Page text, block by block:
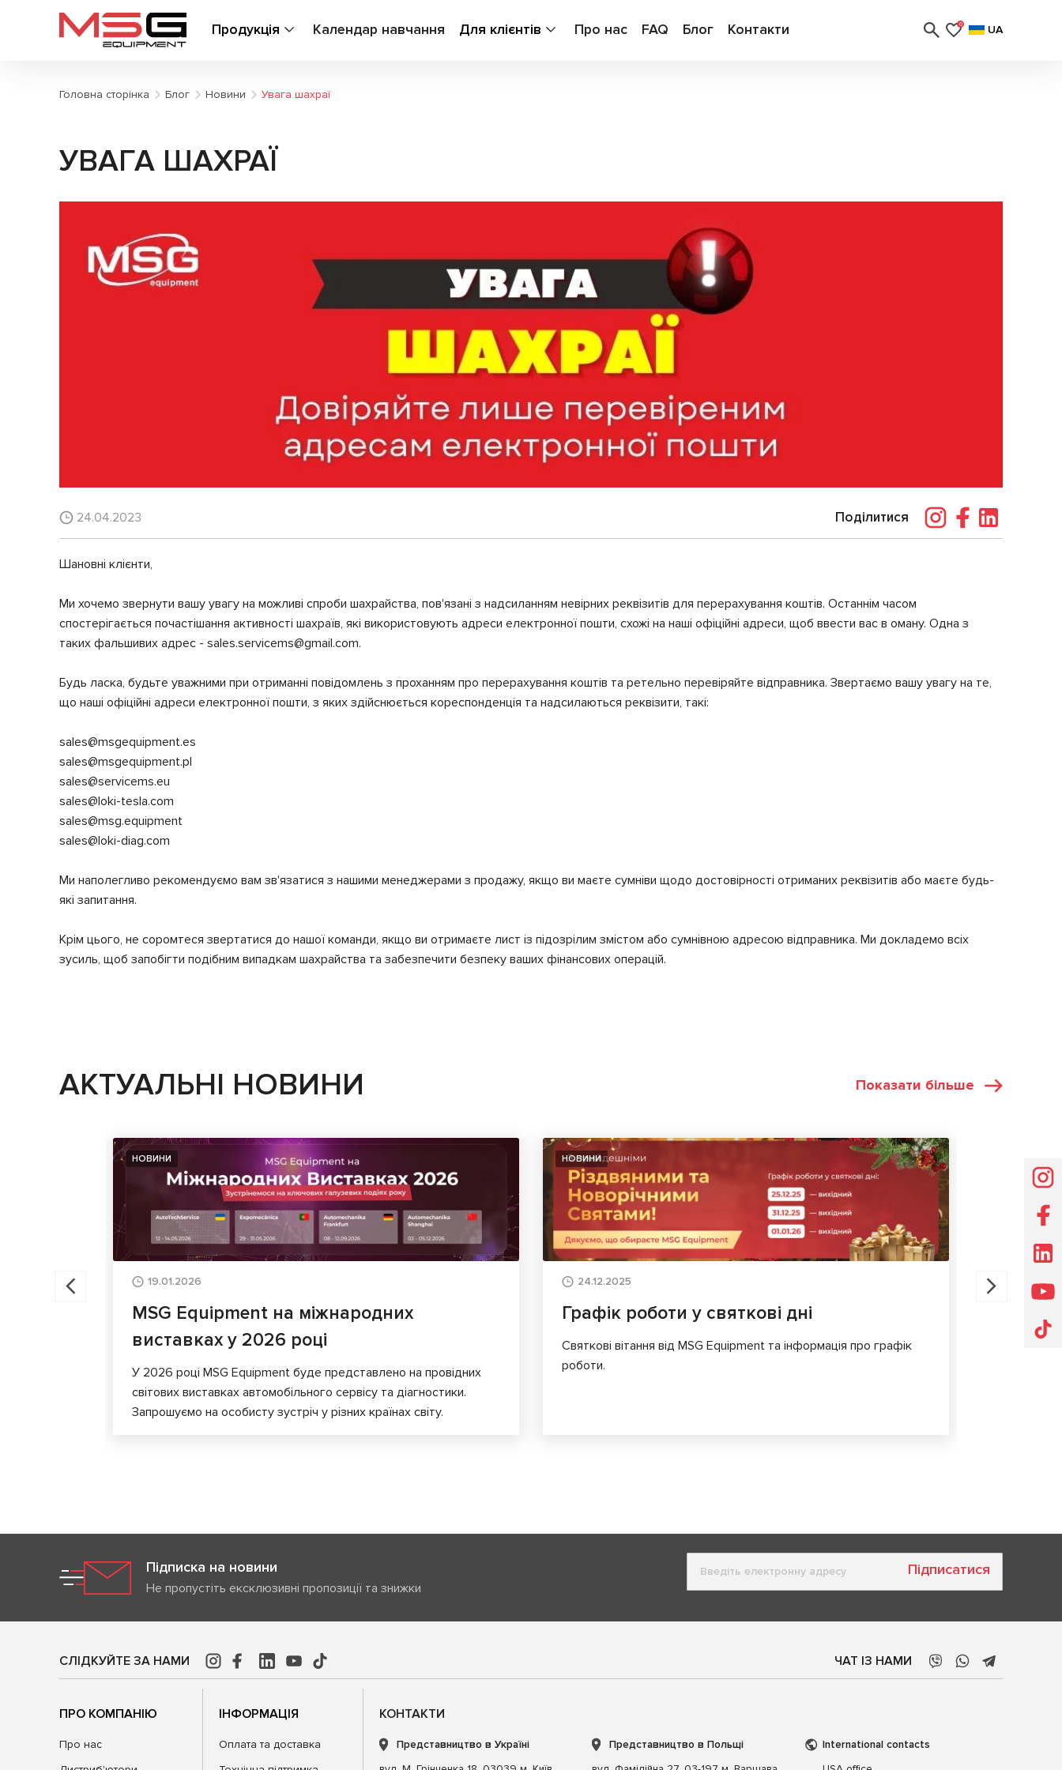
Продукція Календар навчання Для клієнтів Про нас FAQ Блог Контакти 0 UA
Головна сторінка Блог Новини Увага шахраї
УВАГА ШАХРАЇ
24.04.2023 Поділитися
Шановні клієнти,
Ми хочемо звернути вашу увагу на можливі спроби шахрайства, пов'язані з надсиланням невірних реквізитів для перерахування коштів. Останнім часом
спостерігається почастішання активності шахраїв, які використовують адреси електронної пошти, схожі на наші офіційні адреси, щоб ввести вас в оману. Одна з
таких фальшивих адрес - sales.servicems@gmail.com.
Будь ласка, будьте уважними при отриманні повідомлень з проханням про перерахування коштів та ретельно перевіряйте відправника. Звертаємо вашу увагу на те,
що наші офіційні адреси електронної пошти, з яких здійснюється кореспонденція та надсилаються реквізити, такі:
sales@msgequipment.es
sales@msgequipment.pl
sales@servicems.eu
sales@loki-tesla.com
sales@msg.equipment
sales@loki-diag.com
Ми наполегливо рекомендуємо вам зв'язатися з нашими менеджерами з продажу, якщо ви маєте сумніви щодо достовірності отриманих реквізитів або маєте будь-
які запитання.
Крім цього, не соромтеся звертатися до нашої команди, якщо ви отримаєте лист із підозрілим змістом або сумнівною адресою відправника. Ми докладемо всіх
зусиль, щоб запобігти подібним випадкам шахрайства та забезпечити безпеку ваших фінансових операцій.
АКТУАЛЬНІ НОВИНИ Показати більше
НОВИНИ
19.01.2026
MSG Equipment на міжнародних
виставках у 2026 році
У 2026 році MSG Equipment буде представлено на провідних
світових виставках автомобільного сервісу та діагностики.
Запрошуємо на особисту зустріч у різних країнах світу.
НОВИНИ
24.12.2025
Графік роботи у святкові дні
Святкові вітання від MSG Equipment та інформація про графік
роботи.
для
Підписка на новини
Не пропустіть ексклюзивні пропозиції та знижки
Підписатися
СЛІДКУЙТЕ ЗА НАМИ ЧАТ ІЗ НАМИ
ПРО КОМПАНІЮ
Про нас
ІНФОРМАЦІЯ
Оплата та доставка
КОНТАКТИ
Представництво в Україні
Представництво в Польщі
International contacts